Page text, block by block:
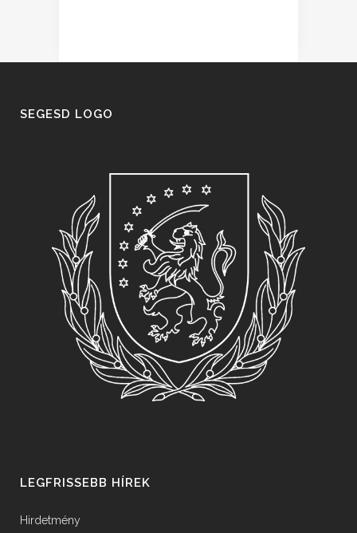
SEGESD LOGO
LEGFRISSEBB HÍREK
Hirdetmény